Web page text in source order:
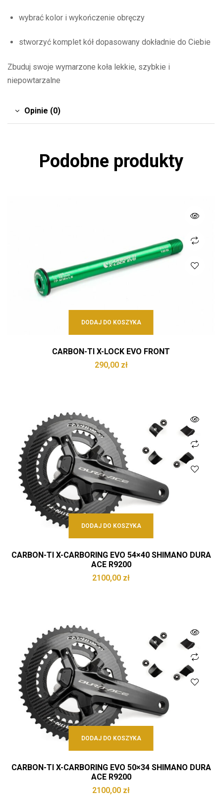
wybrać kolor i wykończenie obręczy
stworzyć komplet kół dopasowany dokładnie do Ciebie
Zbuduj swoje wymarzone koła lekkie, szybkie i
niepowtarzalne
Opinie (0)
Podobne produkty
DODAJ DO KOSZYKA
CARBON-TI X-LOCK EVO FRONT
290,00 zł
DODAJ DO KOSZYKA
CARBON-TI X-CARBORING EVO 54×40 SHIMANO DURA
ACE R9200
2100,00 zł
DODAJ DO KOSZYKA
CARBON-TI X-CARBORING EVO 50×34 SHIMANO DURA
ACE R9200
2100,00 zł